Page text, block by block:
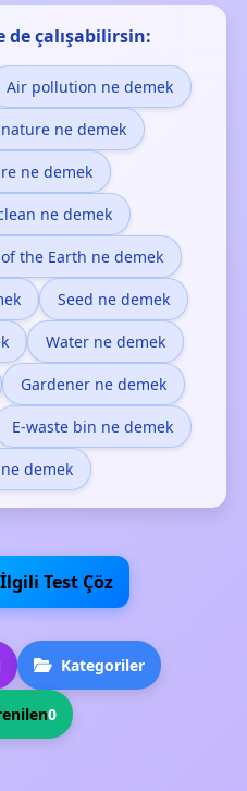
de çalışabilirsin:
Air pollution ne demek
ne demek
ne demek
ne demek
the Earth ne demek
Seed ne demek
Water ne demek
Gardener ne demek
E-waste bin ne demek
demek
Test Çöz
Kategoriler
0